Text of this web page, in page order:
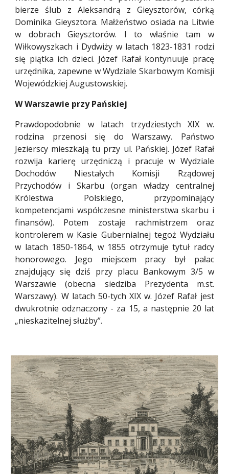
bierze ślub z Aleksandrą z Gieysztorów, córką
Dominika Gieysztora. Małżeństwo osiada na Litwie
w dobrach Gieysztorów. I to właśnie tam w
Wiłkowyszkach i Dydwiży w latach 1823-1831 rodzi
się piątka ich dzieci. Józef Rafał kontynuuje pracę
urzędnika, zapewne w Wydziale Skarbowym Komisji
Wojewódzkiej Augustowskiej.
W Warszawie przy Pańskiej
Prawdopodobnie w latach trzydziestych XIX w.
rodzina przenosi się do Warszawy. Państwo
Jezierscy mieszkają tu przy ul. Pańskiej. Józef Rafał
rozwija karierę urzędniczą i pracuje w Wydziale
Dochodów Niestałych Komisji Rządowej
Przychodów i Skarbu (organ władzy centralnej
Królestwa Polskiego, przypominający
kompetencjami współczesne ministerstwa skarbu i
finansów). Potem zostaje rachmistrzem oraz
kontrolerem w Kasie Gubernialnej tegoż Wydziału
w latach 1850-1864, w 1855 otrzymuje tytuł radcy
honorowego. Jego miejscem pracy był pałac
znajdujący się dziś przy placu Bankowym 3/5 w
Warszawie (obecna siedziba Prezydenta m.st.
Warszawy). W latach 50-tych XIX w. Józef Rafał jest
dwukrotnie odznaczony - za 15, a następnie 20 lat
„nieskazitelnej służby”.